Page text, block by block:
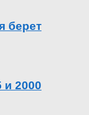
берет
и 2000